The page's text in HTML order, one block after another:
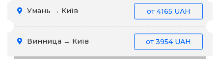
Умань → Київ от 4165 UAH
Винница → Київ от 3954 UAH